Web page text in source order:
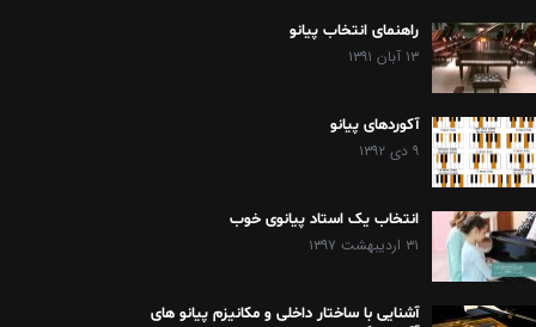
راهنمای انتخاب پیانو
۱۳ آبان ۱۳۹۱
آکوردهای پیانو
۹ دی ۱۳۹۲
انتخاب یک استاد پیانوی خوب
۳۱ اردیبهشت ۱۳۹۷
آشنایی با ساختار داخلی و مکانیزم پیانو های